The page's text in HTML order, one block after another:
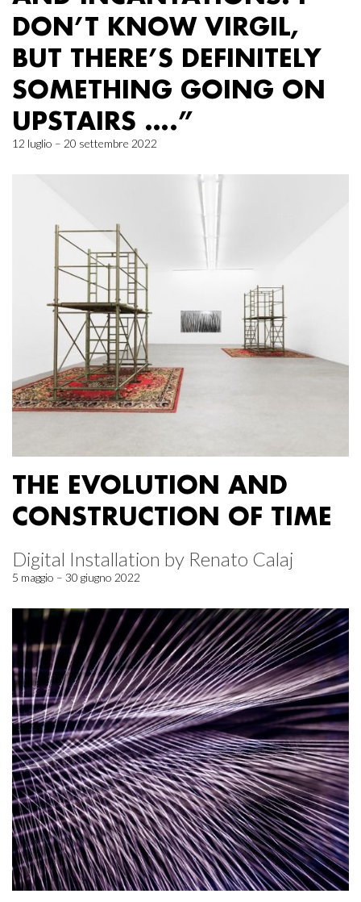
DON’T KNOW VIRGIL,
BUT THERE’S DEFINITELY
SOMETHING GOING ON
UPSTAIRS ….”
12 luglio – 20 settembre 2022
THE EVOLUTION AND
CONSTRUCTION OF TIME
Digital Installation by Renato Calaj
5 maggio – 30 giugno 2022